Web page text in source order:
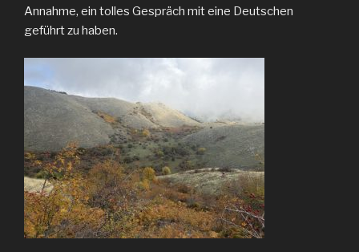
Annahme, ein tolles Gespräch mit eine Deutschen
geführt zu haben.